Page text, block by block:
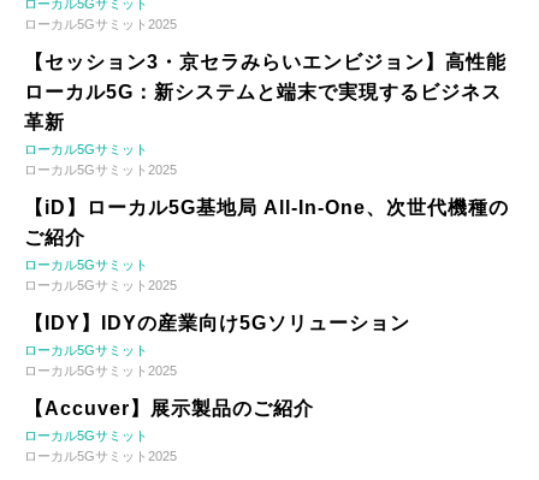
ローカル5Gサミット
ローカル5Gサミット2025
【セッション3・京セラみらいエンビジョン】高性能
ローカル5G：新システムと端末で実現するビジネス
革新
ローカル5Gサミット
ローカル5Gサミット2025
【iD】ローカル5G基地局 All-In-One、次世代機種の
ご紹介
ローカル5Gサミット
ローカル5Gサミット2025
【IDY】IDYの産業向け5Gソリューション
ローカル5Gサミット
ローカル5Gサミット2025
【Accuver】展示製品のご紹介
ローカル5Gサミット
ローカル5Gサミット2025